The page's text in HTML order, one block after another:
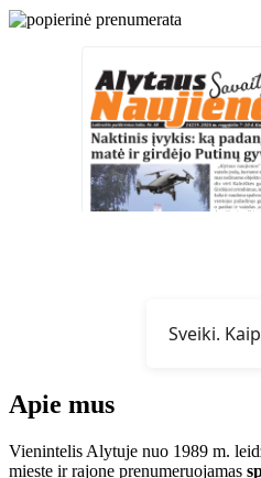
Apie mus
Vienintelis Alytuje nuo 1989 m.
mieste ir rajone prenumeruojamas
Sveiki.